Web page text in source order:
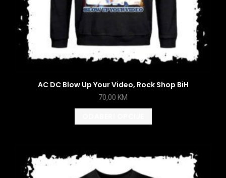
AC DC Blow Up Your Video, Rock Shop BiH
70,00 KM